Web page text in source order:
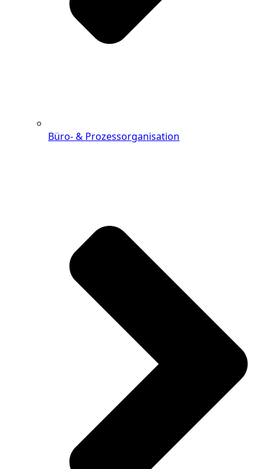
Büro- & Prozessorganisation